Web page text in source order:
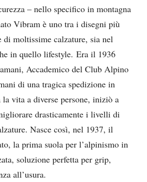
– nello specifico in montagna
Vibram è uno tra i disegni più
moltissime calzature, sia nel
in quello lifestyle. Era il 1936
Accademico del Club Alpino
di una tragica spedizione in
la vita a diverse persone, iniziò a
drasticamente i livelli di
Nasce così, nel 1937, il
la prima suola per l’alpinismo in
soluzione perfetta per grip,
all’usura.